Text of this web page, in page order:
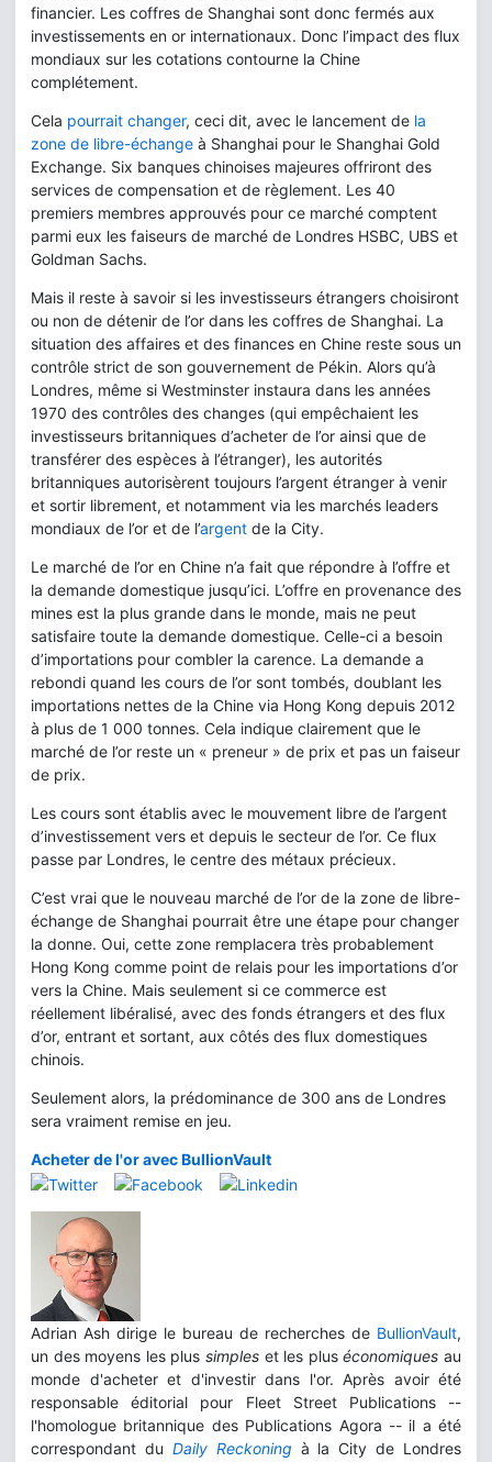
financier. Les coffres de Shanghai sont donc fermés aux
investissements en or internationaux. Donc l’impact des flux
mondiaux sur les cotations contourne la Chine
complétement.
Cela pourrait changer, ceci dit, avec le lancement de la
zone de libre-échange à Shanghai pour le Shanghai Gold
Exchange. Six banques chinoises majeures offriront des
services de compensation et de règlement. Les 40
premiers membres approuvés pour ce marché comptent
parmi eux les faiseurs de marché de Londres HSBC, UBS et
Goldman Sachs.
Mais il reste à savoir si les investisseurs étrangers choisiront
ou non de détenir de l’or dans les coffres de Shanghai. La
situation des affaires et des finances en Chine reste sous un
contrôle strict de son gouvernement de Pékin. Alors qu’à
Londres, même si Westminster instaura dans les années
1970 des contrôles des changes (qui empêchaient les
investisseurs britanniques d’acheter de l’or ainsi que de
transférer des espèces à l’étranger), les autorités
britanniques autorisèrent toujours l’argent étranger à venir
et sortir librement, et notamment via les marchés leaders
mondiaux de l’or et de l’argent de la City.
Le marché de l’or en Chine n’a fait que répondre à l’offre et
la demande domestique jusqu’ici. L’offre en provenance des
mines est la plus grande dans le monde, mais ne peut
satisfaire toute la demande domestique. Celle-ci a besoin
d’importations pour combler la carence. La demande a
rebondi quand les cours de l’or sont tombés, doublant les
importations nettes de la Chine via Hong Kong depuis 2012
à plus de 1 000 tonnes. Cela indique clairement que le
marché de l’or reste un « preneur » de prix et pas un faiseur
de prix.
Les cours sont établis avec le mouvement libre de l’argent
d’investissement vers et depuis le secteur de l’or. Ce flux
passe par Londres, le centre des métaux précieux.
C’est vrai que le nouveau marché de l’or de la zone de libre-
échange de Shanghai pourrait être une étape pour changer
la donne. Oui, cette zone remplacera très probablement
Hong Kong comme point de relais pour les importations d’or
vers la Chine. Mais seulement si ce commerce est
réellement libéralisé, avec des fonds étrangers et des flux
d’or, entrant et sortant, aux côtés des flux domestiques
chinois.
Seulement alors, la prédominance de 300 ans de Londres
sera vraiment remise en jeu.
Acheter de l'or avec BullionVault
Adrian Ash dirige le bureau de recherches de BullionVault,
un des moyens les plus simples et les pluséconomiquesau
monde d'acheter et d'investir dans l'or. Après avoir été
responsable éditorial pour Fleet Street Publications --
l'homologue britannique des Publications Agora -- il a été
correspondant du Daily Reckoning à la City de Londres